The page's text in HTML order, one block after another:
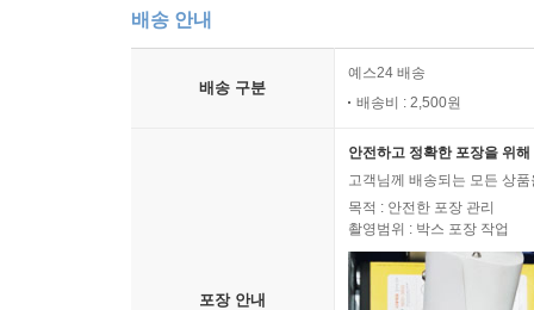
배송 안내
배송 구분
예스24 배송
배송비 : 2,500원
포장 안내
안전하고 정확한 포장을 위
고객님께 배송되는 모든 상
목적 : 안전한 포장 관리
촬영범위 : 박스 포장 작업